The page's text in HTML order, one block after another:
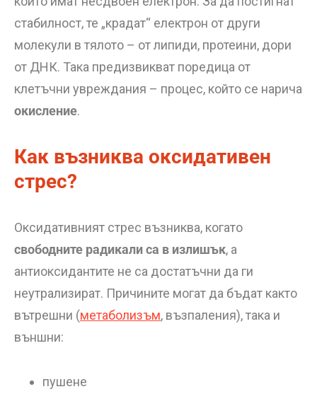
стабилност, те „крадат“ електрон от други
молекули в тялото – от липиди, протеини, дори
от ДНК. Така предизвикват поредица от
клетъчни увреждания – процес, който се нарича
окисление.
Как възниква оксидативен
стрес?
Оксидативният стрес възниква, когато
свободните радикали са в излишък, а
антиоксидантите не са достатъчни да ги
неутрализират. Причините могат да бъдат както
вътрешни (метаболизъм, възпаления), така и
външни:
пушене